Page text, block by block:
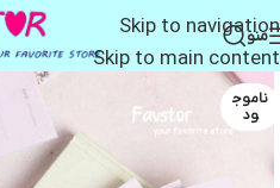
Skip to navigation
Skip to main content
منو
ناموج
ود